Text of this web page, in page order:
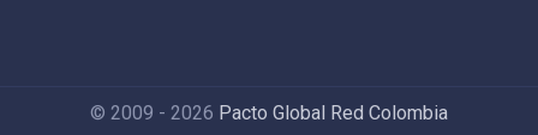
© 2009 - 2026 Pacto Global Red Colombia